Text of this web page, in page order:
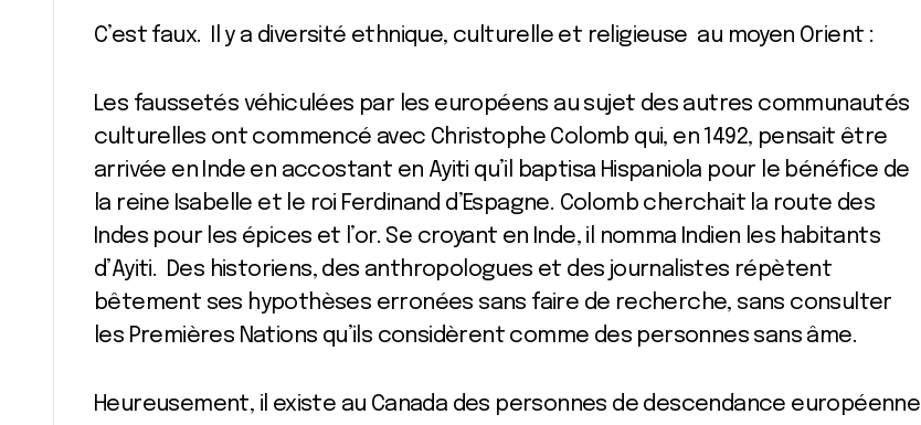
C’est faux. Il y a diversité ethnique, culturelle et religieuse au moyen Orient :
Les faussetés véhiculées par les européens au sujet des autres communautés
culturelles ont commencé avec Christophe Colomb qui, en 1492, pensait être
arrivée en Inde en accostant en Ayiti qu’il baptisa Hispaniola pour le bénéfice de
la reine Isabelle et le roi Ferdinand d’Espagne. Colomb cherchait la route des
Indes pour les épices et l’or. Se croyant en Inde, il nomma Indien les habitants
d’Ayiti. Des historiens, des anthropologues et des journalistes répètent
bêtement ses hypothèses erronées sans faire de recherche, sans consulter
les Premières Nations qu’ils considèrent comme des personnes sans âme.
Heureusement, il existe au Canada des personnes de descendance européenne